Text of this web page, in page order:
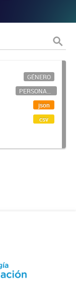
GÉNERO
PERSONAL CIENTÍFICO-TECNOLÓGICO
json
csv